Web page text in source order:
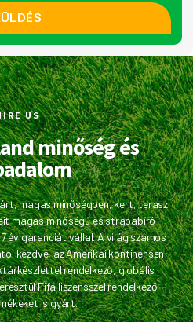
US
minőség és
magas minőségben, kert, terasz
magas mínőségú és strapabíró
év garanciát vállal. A világ számos
kezdve, az Amerikai kontinensen
rendelkező, globális
Fifa liszensszel rendelkező
is gyárt.